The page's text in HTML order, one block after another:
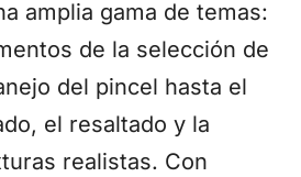
amplia gama de temas:
de la selección de
del pincel hasta el
el resaltado y la
realistas. Con